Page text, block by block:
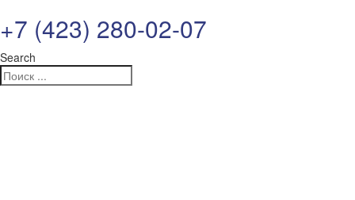
+7 (423) 280-02-07
Search